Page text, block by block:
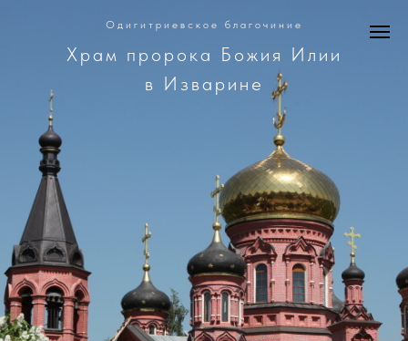
Одигитриевское благочиние
Храм пророка Божия Илии
в Изварине